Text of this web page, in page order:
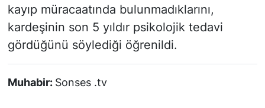
kayıp müracaatında bulunmadıklarını,
kardeşinin son 5 yıldır psikolojik tedavi
gördüğünü söylediği öğrenildi.
Muhabir: Sonses .tv